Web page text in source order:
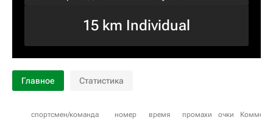
15 km Individual
Главное Статистика
спортсмен/команда номер время промахи очки